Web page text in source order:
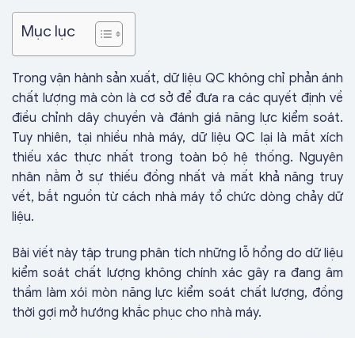
Mục lục
Trong vận hành sản xuất, dữ liệu QC không chỉ phản ánh
chất lượng mà còn là cơ sở để đưa ra các quyết định về
điều chỉnh dây chuyền và đánh giá năng lực kiểm soát.
Tuy nhiên, tại nhiều nhà máy, dữ liệu QC lại là mắt xích
thiếu xác thực nhất trong toàn bộ hệ thống. Nguyên
nhân nằm ở sự thiếu đồng nhất và mất khả năng truy
vết, bắt nguồn từ cách nhà máy tổ chức dòng chảy dữ
liệu.
Bài viết này tập trung phân tích những lỗ hổng do dữ liệu
kiểm soát chất lượng không chính xác gây ra đang âm
thầm làm xói mòn năng lực kiểm soát chất lượng, đồng
thời gợi mở hướng khắc phục cho nhà máy.